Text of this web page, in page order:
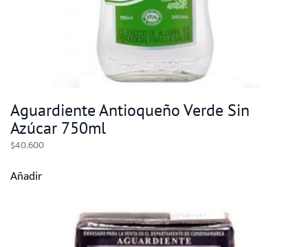
Aguardiente Antioqueño Verde Sin
Azúcar 750ml
$40.600
Añadir